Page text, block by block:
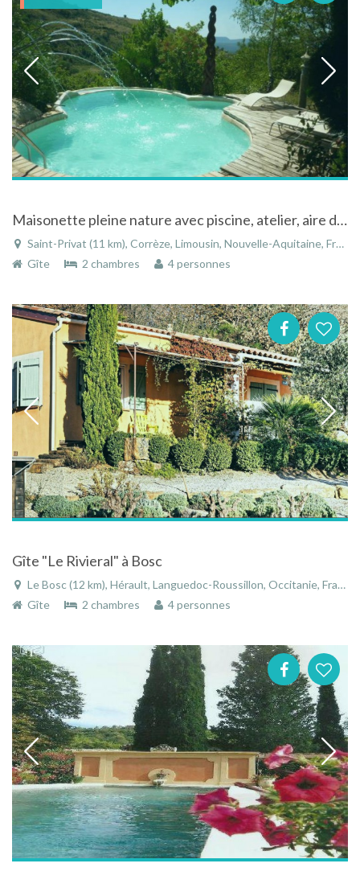
Maisonette pleine nature avec piscine, atelier, aire de jeux...
Saint-Privat (11 km), Corrèze, Limousin, Nouvelle-Aquitaine, France
Gîte
2 chambres 4 personnes
Gîte "Le Rivieral" à Bosc
Le Bosc (12 km), Hérault, Languedoc-Roussillon, Occitanie, France
Gîte
2 chambres 4 personnes